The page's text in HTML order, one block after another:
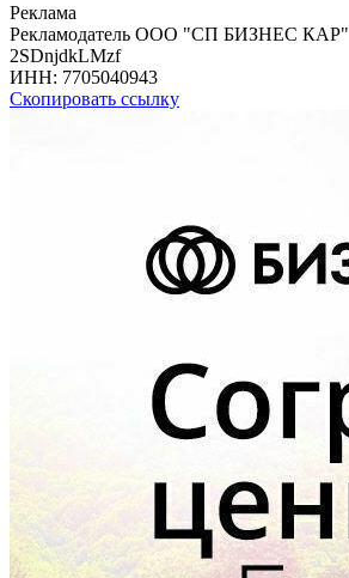
Реклама
Рекламодатель ООО "СП БИЗНЕС КАР"
2SDnjdkLMzf
ИНН: 7705040943
Скопировать ссылку